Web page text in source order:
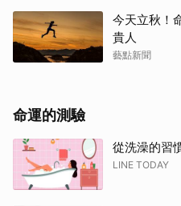
今天立秋！
貴人
藝點新聞
命運的測驗
從洗澡的習
LINE TODAY